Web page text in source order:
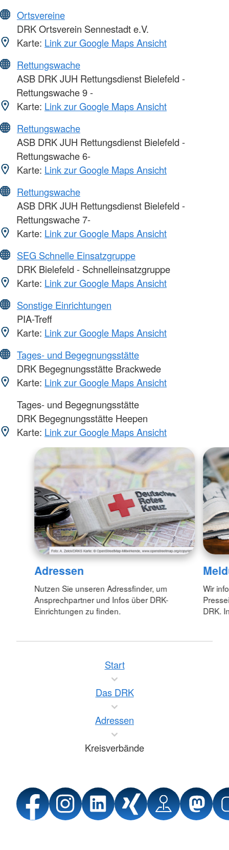
Ortsvereine
DRK Ortsverein Sennestadt e.V.
Karte: Link zur Google Maps Ansicht
Rettungswache
ASB DRK JUH Rettungsdienst Bielefeld -
Rettungswache 9 -
Karte: Link zur Google Maps Ansicht
Rettungswache
ASB DRK JUH Rettungsdienst Bielefeld -
Rettungswache 6-
Karte: Link zur Google Maps Ansicht
Rettungswache
ASB DRK JUH Rettungsdienst Bielefeld -
Rettungswache 7-
Karte: Link zur Google Maps Ansicht
SEG Schnelle Einsatzgruppe
DRK Bielefeld - Schnelleinsatzgruppe
Karte: Link zur Google Maps Ansicht
Sonstige Einrichtungen
PIA-Treff
Karte: Link zur Google Maps Ansicht
Tages- und Begegnungsstätte
DRK Begegnungsstätte Brackwede
Karte: Link zur Google Maps Ansicht
Tages- und Begegnungsstätte
DRK Begegnungsstätte Heepen
Karte: Link zur Google Maps Ansicht
Adressen
Nutzen Sie unseren Adressfinder, um
Ansprechpartner und Infos über DRK-
Einrichtungen zu finden.
Wir
DRK.
Start
Das DRK
Adressen
Kreisverbände